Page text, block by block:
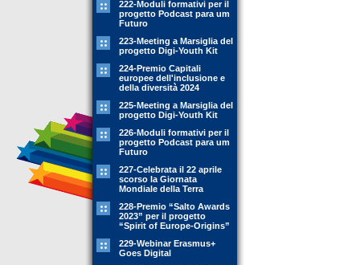
222-Moduli formativi per il
progetto Podcast para um
Futuro
223-Meeting a Marsiglia del
progetto Digi-Youth Kit
224-Premio Capitali
europee dell'inclusione e
della diversità 2024
225-Meeting a Marsiglia del
progetto Digi-Youth Kit
226-Moduli formativi per il
progetto Podcast para um
Futuro
227-Celebrata il 22 aprile
scorso la Giornata
Mondiale della Terra
228-Premio “Salto Awards
2023” per il progetto
“Spirit of Europe-Origins”
229-Webinar Erasmus+
Goes Digital